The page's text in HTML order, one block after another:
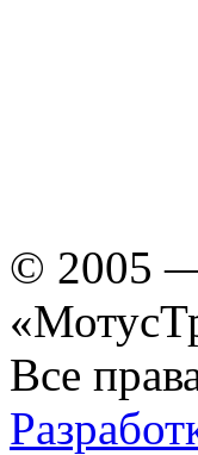
© 2005 —
Все